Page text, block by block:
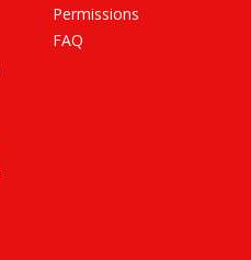
Permissions
FAQ